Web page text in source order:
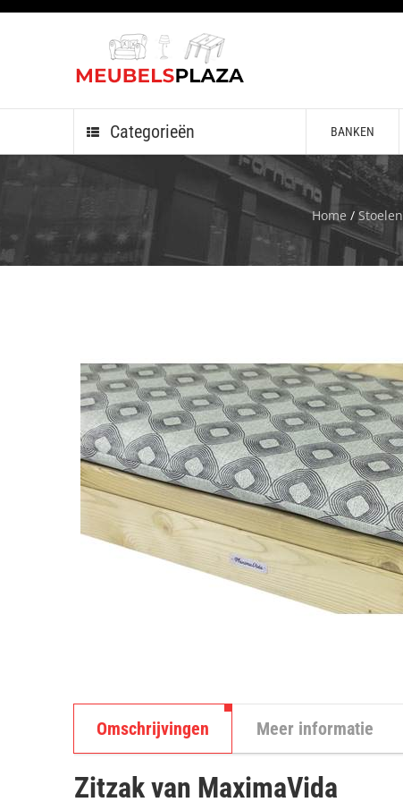
Categorieën BANKEN
Home / Stoelen
Omschrijvingen Meer informatie
Zitzak van MaximaVida